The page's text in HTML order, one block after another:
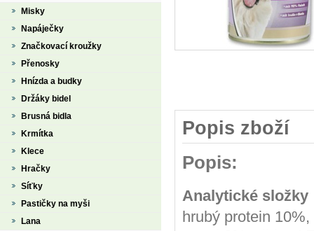
Popis zboží
Popis:
Analytické složky
hrubý protein
Misky
Napáječky
Značkovací kroužky
Přenosky
Hnízda a budky
Držáky bidel
Brusná bidla
Krmítka
Klece
Hračky
Síťky
Pastičky na myši
Lana